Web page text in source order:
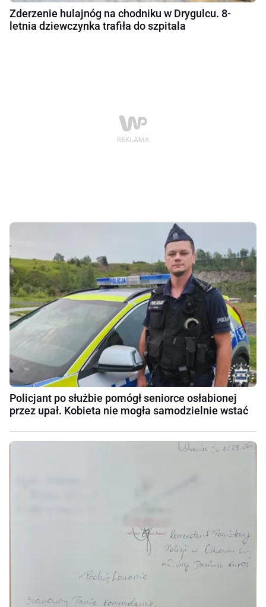
Zderzenie hulajnóg na chodniku w Drygulcu. 8-
letnia dziewczynka trafiła do szpitala
Policjant po służbie pomógł seniorce osłabionej
przez upał. Kobieta nie mogła samodzielnie wstać